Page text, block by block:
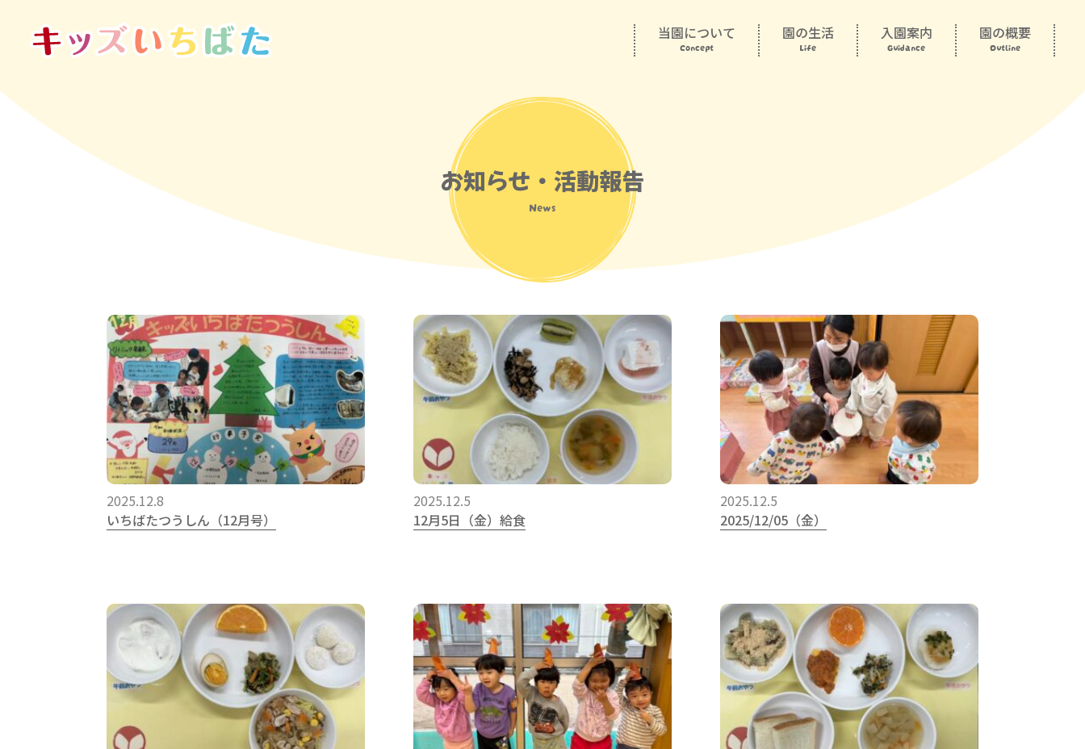
当園について
Concept
園の生活
Life
入園案内
Guidance
園の概要
Outline
お知らせ・活動報告
News
2025.12.8
いちばたつうしん（12月号）
2025.12.5
12月5日（金）給食
2025.12.5
2025/12/05（金）